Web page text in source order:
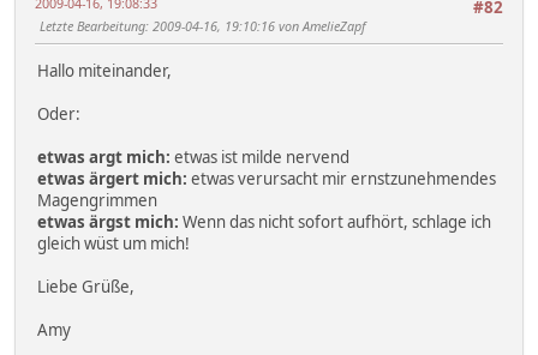
#82
Letzte Bearbeitung: 2009-04-16, 19:10:16 von AmelieZapf
Hallo miteinander,
Oder:
etwas argt mich: etwas ist milde nervend
etwas ärgert mich: etwas verursacht mir ernstzunehmendes
Magengrimmen
etwas ärgst mich: Wenn das nicht sofort aufhört, schlage ich
gleich wüst um mich!
Liebe Grüße,
Amy